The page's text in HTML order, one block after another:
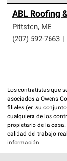
parte de una
que cumplen
de
ABL Roofing
Pittston, ME
(207) 592-7663
Los contratistas que
asociados a Owens
filiales (en su
cualquiera de los
propietario de la
calidad del trabajo
información